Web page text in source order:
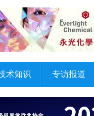
术知识 专访报道